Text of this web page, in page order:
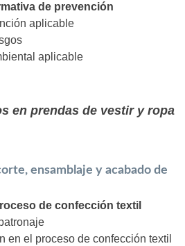
de prevención
aplicable
aplicable
en prendas de vestir y ropa
ensamblaje y acabado de
de confección textil
en el proceso de confección textil